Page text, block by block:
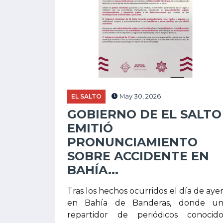
EL SALTO May 30, 2026
GOBIERNO DE EL SALTO
EMITIÓ
PRONUNCIAMIENTO
SOBRE ACCIDENTE EN
BAHÍA...
Tras los hechos ocurridos el día de ayer
en Bahía de Banderas, donde un
repartidor de periódicos conocido